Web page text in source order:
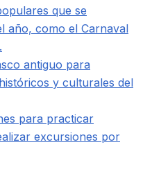
que se
año, como el Carnaval
antiguo para
y culturales del
para practicar
excursiones por